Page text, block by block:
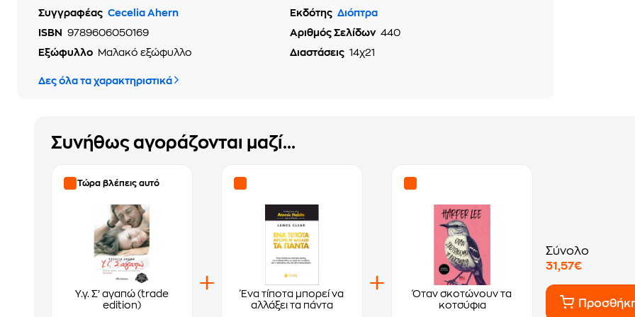
Συγγραφέας Cecelia Ahern Εκδότης Διόπτρα
ISBN
9789606050169 Αριθμός Σελίδων 440
Εξώφυλλο
Μαλακό εξώφυλλο Διαστάσεις 14χ21
Δες όλα τα χαρακτηριστικά
Συνήθως αγοράζονται μαζί...
Τώρα βλέπεις αυτό
Υ.γ. Σ’ αγαπώ (trade
edition)
Ένα τίποτα μπορεί να
αλλάξει τα πάντα
Όταν σκοτώνουν τα
κοτσύφια
Σύνολο
31,57€